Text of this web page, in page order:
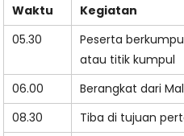
Waktu
Kegiatan
05.30
Peserta
atau titik kumpul
06.00
Berangkat dari
08.30
Tiba di tujuan